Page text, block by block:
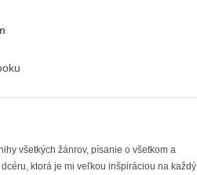
všetkých žánrov, písanie o všetkom a
ktorá je mi veľkou inšpiráciou na každý